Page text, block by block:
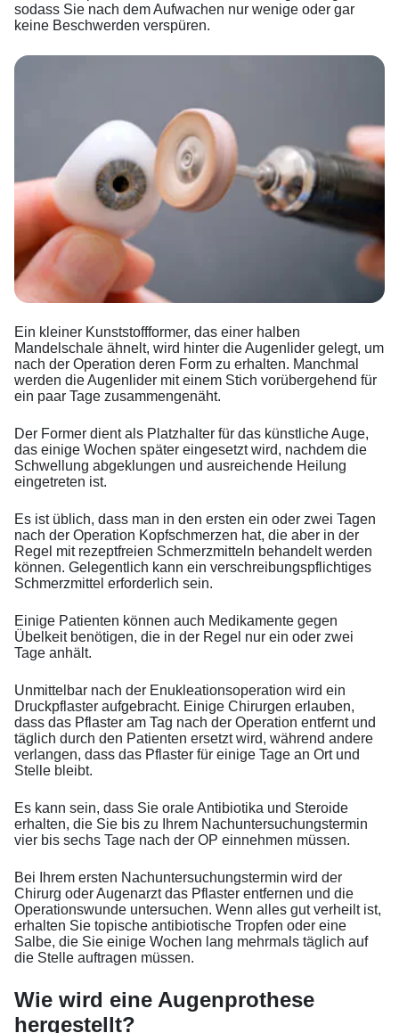
sodass Sie nach dem Aufwachen nur wenige oder gar
keine Beschwerden verspüren.
Ein kleiner Kunststoffformer, das einer halben
Mandelschale ähnelt, wird hinter die Augenlider gelegt, um
nach der Operation deren Form zu erhalten. Manchmal
werden die Augenlider mit einem Stich vorübergehend für
ein paar Tage zusammengenäht.
Der Former dient als Platzhalter für das künstliche Auge,
das einige Wochen später eingesetzt wird, nachdem die
Schwellung abgeklungen und ausreichende Heilung
eingetreten ist.
Es ist üblich, dass man in den ersten ein oder zwei Tagen
nach der Operation Kopfschmerzen hat, die aber in der
Regel mit rezeptfreien Schmerzmitteln behandelt werden
können. Gelegentlich kann ein verschreibungspflichtiges
Schmerzmittel erforderlich sein.
Einige Patienten können auch Medikamente gegen
Übelkeit benötigen, die in der Regel nur ein oder zwei
Tage anhält.
Unmittelbar nach der Enukleationsoperation wird ein
Druckpflaster aufgebracht. Einige Chirurgen erlauben,
dass das Pflaster am Tag nach der Operation entfernt und
täglich durch den Patienten ersetzt wird, während andere
verlangen, dass das Pflaster für einige Tage an Ort und
Stelle bleibt.
Es kann sein, dass Sie orale Antibiotika und Steroide
erhalten, die Sie bis zu Ihrem Nachuntersuchungstermin
vier bis sechs Tage nach der OP einnehmen müssen.
Bei Ihrem ersten Nachuntersuchungstermin wird der
Chirurg oder Augenarzt das Pflaster entfernen und die
Operationswunde untersuchen. Wenn alles gut verheilt ist,
erhalten Sie topische antibiotische Tropfen oder eine
Salbe, die Sie einige Wochen lang mehrmals täglich auf
die Stelle auftragen müssen.
Wie wird eine Augenprothese
hergestellt?